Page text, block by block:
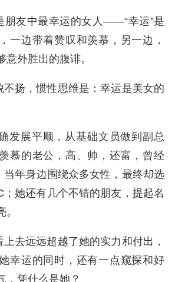
朋友中最幸运的女人——“幸运”是
一边带着赞叹和羡慕，另一边，
意外胜出的腹诽。
不扬，惯性思维是：幸运是美女的
发展平顺，从基础文员做到副总
慕的老公，高、帅，还富，曾经
当年身边围绕众多女性，最终却选
她还有几个不错的朋友，提起名
去远远超越了她的实力和付出，
幸运的同时，还有一点窥探和好
，凭什么是她？